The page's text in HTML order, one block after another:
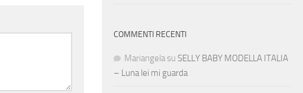
COMMENTI RECENTI
Mariangela su SELLY BABY MODELLA ITALIA
– Luna lei mi guarda